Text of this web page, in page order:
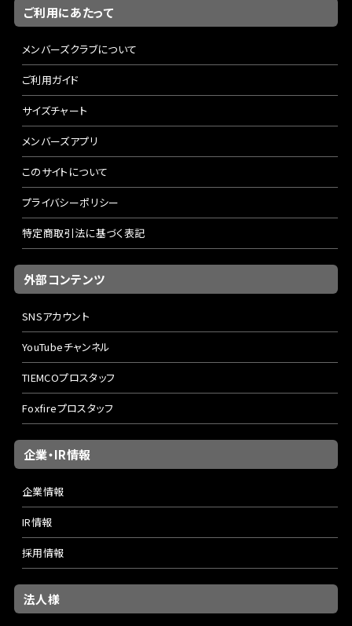
ご利用にあたって
メンバーズクラブについて
ご利用ガイド
サイズチャート
メンバーズアプリ
このサイトについて
プライバシーポリシー
特定商取引法に基づく表記
外部コンテンツ
SNSアカウント
YouTubeチャンネル
TIEMCOプロスタッフ
Foxfireプロスタッフ
企業・IR情報
企業情報
IR情報
採用情報
法人様